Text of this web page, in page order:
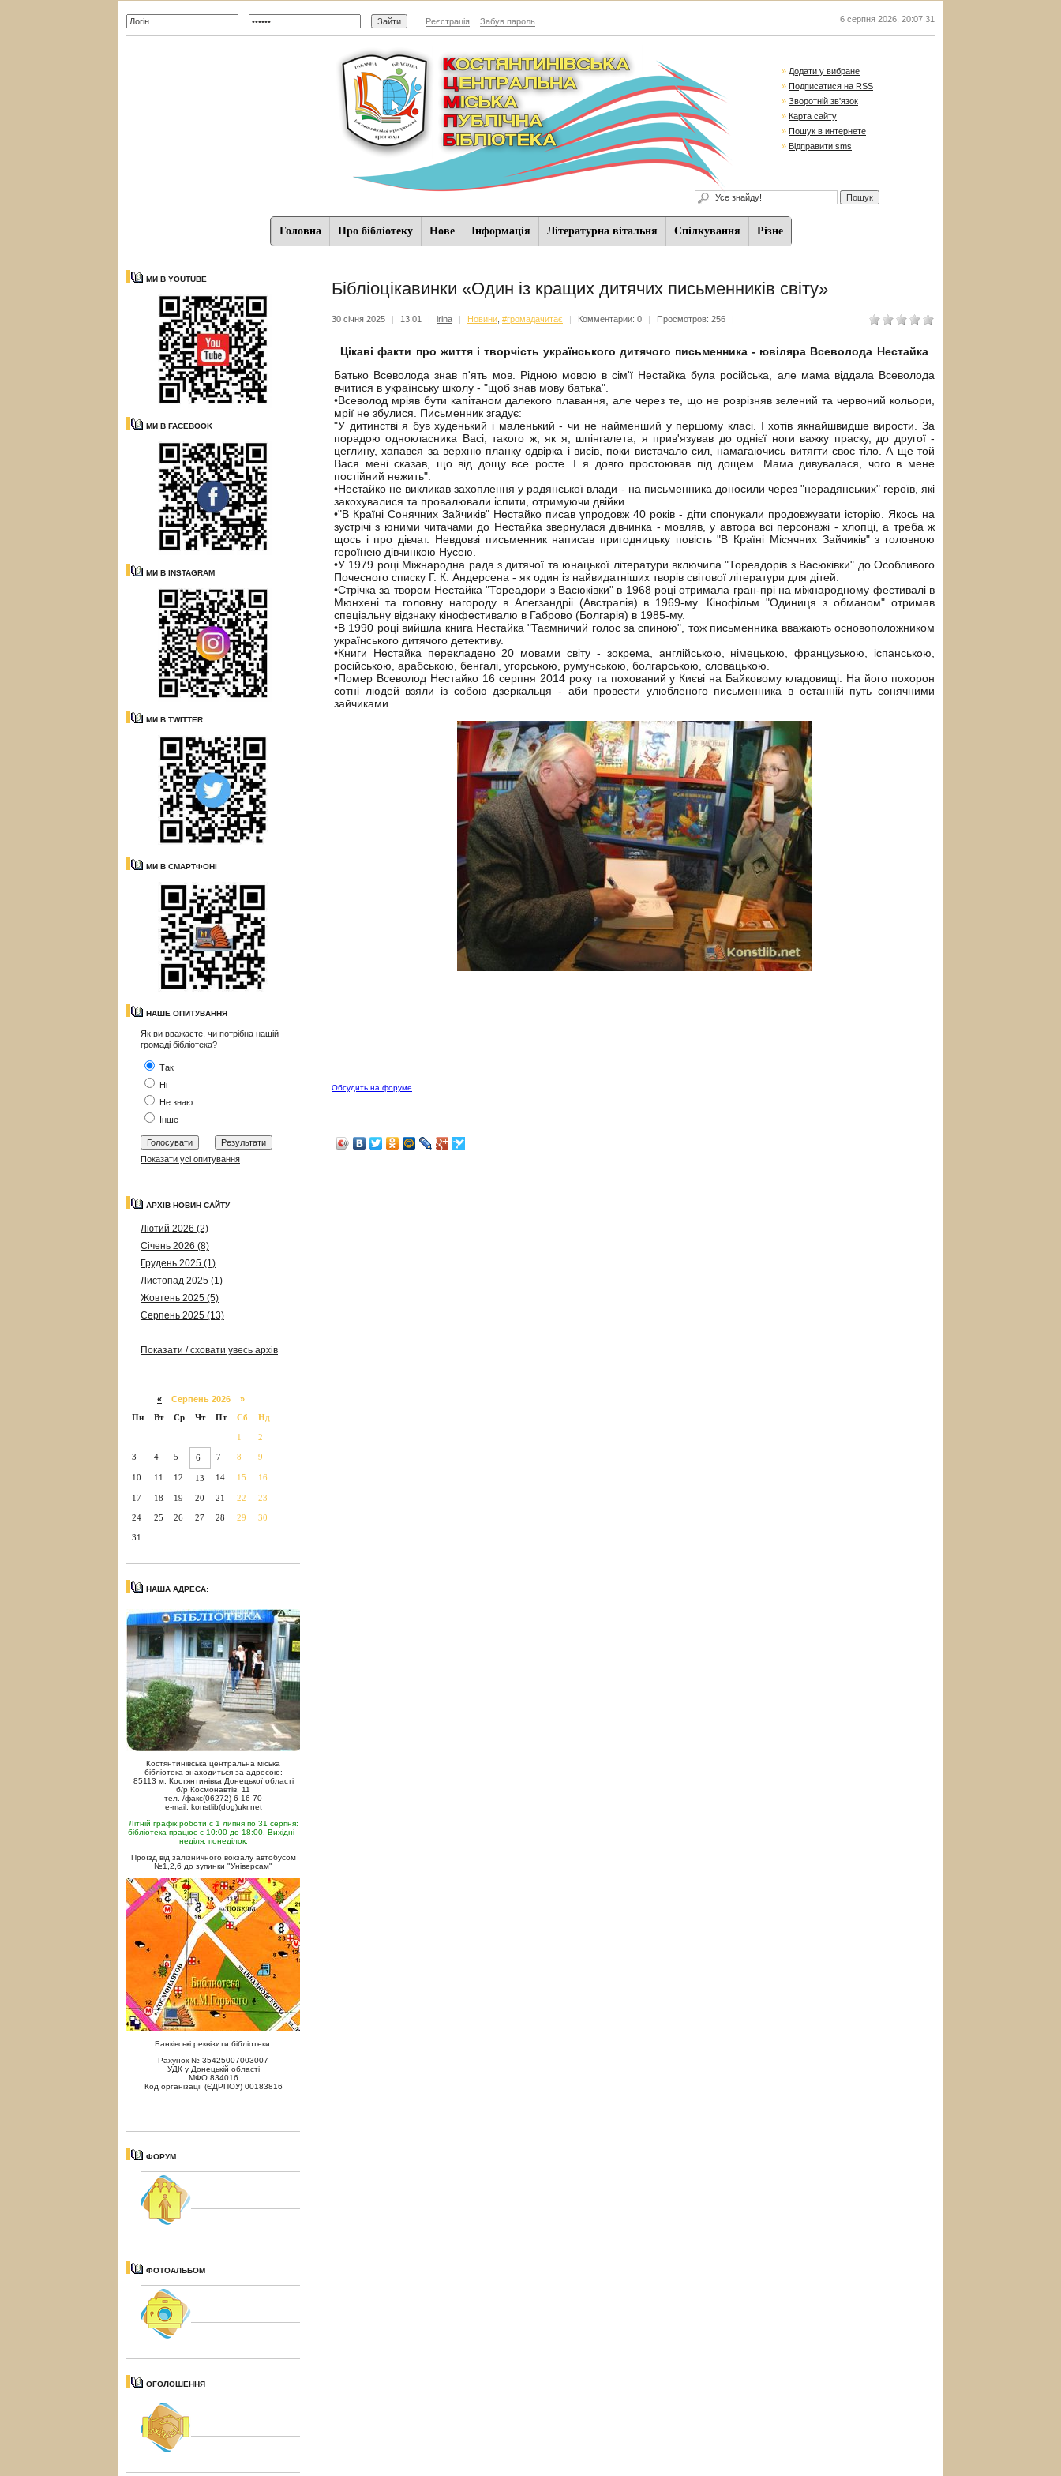
Реєстрація Забув пароль 6 серпня 2026 20:07:31
» Додати у вибране
» Подписатися на RSS
» Зворотній зв'язок
» Карта сайту
» Пошук в интернете
» Відправити sms
Головна Про бібліотеку Нове Iнформацiя Літературна вітальня Спiлкування Різне
МИ В YOUTUBE
МИ В FACEBOOK
МИ В INSTAGRAM
МИ В TWITTER
МИ В СМАРТФОНІ
НАШЕ ОПИТУВАННЯ
Як ви вважаєте, чи потрібна нашій
громаді бібліотека?
Так
Ні
Не знаю
Інше
Показати усі опитування
АРХІВ НОВИН САЙТУ
Лютий 2026 (2)
Січень 2026 (8)
Грудень 2025 (1)
Листопад 2025 (1)
Жовтень 2025 (5)
Серпень 2025 (13)
Показати / сховати увесь архів
« Серпень 2026 »
Пн
Вт Ср Чт Пт Сб Нд
1 2
3 4 5 6 7 8 9
10 11 12 13 14 15 16
17 18 19 20 21 22 23
24 25 26 27 28 29 30
31
НАША АДРЕСА:
Костянтинівська центральна міська
бібліотека знаходиться за адресою:
85113 м. Костянтинівка Донецької області
б/р Космонавтів, 11
тел. /факс(06272) 6-16-70
e-mail: konstlib(dog)ukr.net
Літній графік роботи с 1 липня по 31 серпня:
бібліотека працює с 10:00 до 18:00. Вихідні -
неділя, понеділок.
Проїзд від залізничного вокзалу автобусом
№1,2,6 до зупинки "Універсам"
Банківські реквізити бібліотеки:
Рахунок № 35425007003007
УДК у Донецькій області
МФО 834016
Код організації (ЄДРПОУ) 00183816
ФОРУМ
ФОТОАЛЬБОМ
ОГОЛОШЕННЯ
Бібліоцікавинки «Один із кращих дитячих письменників світу»
30 січня 2025 | 13:01 | irina | Новини #громадачитає | Комментарии: 0 | Просмотров: 256 |
Цікаві факти про життя і творчість українського дитячого письменника - ювіляра Всеволода Нестайка
Батько Всеволода знав п'ять мов. Рідною мовою в сім'ї Нестайка була російська, але мама віддала Всеволода
вчитися в українську школу - "щоб знав мову батька".
•Всеволод мріяв бути капітаном далекого плавання, але через те, що не розрізняв зелений та червоний кольори,
мрії не збулися. Письменник згадує:
"У дитинстві я був худенький і маленький - чи не найменший у першому класі. І хотів якнайшвидше вирости. За
порадою однокласника Васі, такого ж, як я, шпінгалета, я прив'язував до однієї ноги важку праску, до другої -
цеглину, хапався за верхню планку одвірка і висів, поки вистачало сил, намагаючись витягти своє тіло. А ще той
Вася мені сказав, що від дощу все росте. І я довго простоював під дощем. Мама дивувалася, чого в мене
постійний нежить".
•Нестайко не викликав захоплення у радянської влади - на письменника доносили через "нерадянських" героїв, які
закохувалися та провалювали іспити, отримуючи двійки.
•"В Країні Сонячних Зайчиків" Нестайко писав упродовж 40 років - діти спонукали продовжувати історію. Якось на
зустрічі з юними читачами до Нестайка звернулася дівчинка - мовляв, у автора всі персонажі - хлопці, а треба ж
щось і про дівчат. Невдовзі письменник написав пригодницьку повість "В Країні Місячних Зайчиків" з головною
героїнею дівчинкою Нусею.
•У 1979 році Міжнародна рада з дитячої та юнацької літератури включила "Тореадорів з Васюківки" до Особливого
Почесного списку Г. К. Андерсена - як один із найвидатніших творів світової літератури для дітей.
•Стрічка за твором Нестайка "Тореадори з Васюківки" в 1968 році отримала гран-прі на міжнародному фестивалі в
Мюнхені та головну нагороду в Алегзандріі (Австралія) в 1969-му. Кінофільм "Одиниця з обманом" отримав
спеціальну відзнаку кінофестивалю в Габрово (Болгарія) в 1985-му.
•В 1990 році вийшла книга Нестайка "Таємничий голос за спиною", тож письменника вважають основоположником
українського дитячого детективу.
•Книги Нестайка перекладено 20 мовами світу - зокрема, англійською, німецькою, французькою, іспанською,
російською, арабською, бенгалі, угорською, румунською, болгарською, словацькою.
•Помер Всеволод Нестайко 16 серпня 2014 року та похований у Києві на Байковому кладовищі. На його похорон
сотні людей взяли із собою дзеркальця - аби провести улюбленого письменника в останній путь сонячними
зайчиками.
Обсудить на форуме